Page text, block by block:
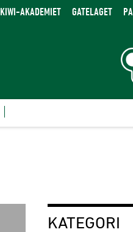
KIWI-AKADEMIET GATELAGET
KATEGORI